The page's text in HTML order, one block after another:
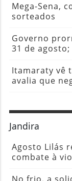
Mega-Sena,
sorteados
Governo
31 de
Itamaraty vê
avalia que
Jandira
Agosto Lilás
combate à